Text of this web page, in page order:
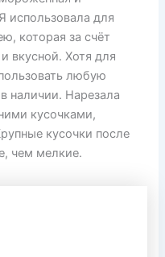
использовала для
которая за счёт
вкусной. Хотя для
любую
наличии. Нарезала
кусочками,
кусочки после
чем мелкие.